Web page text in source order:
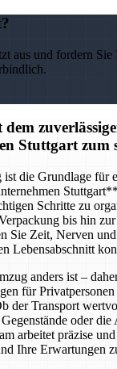
aus und fordern
Stuttgart zum
die Grundlage für
Schritte zu
bis hin
Sie Zeit, Nerven
Lebensabschnitt
anders ist –
für
der Transport
oder
arbeitet präzise
Ihre Erwartungen